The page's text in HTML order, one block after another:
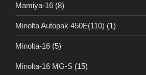
Mamiya-16 (8)
Minolta Autopak 450E(110) (1)
Minolta-16 (5)
Minolta-16 MG-S (15)